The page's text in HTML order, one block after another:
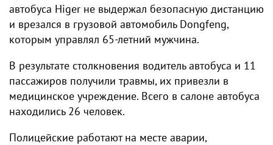
автобуса Higer не выдержал безопасную дистанцию
и врезался в грузовой автомобиль Dongfeng,
которым управлял 65-летний мужчина.
В результате столкновения водитель автобуса и 11
пассажиров получили травмы, их привезли в
медицинское учреждение. Всего в салоне автобуса
находились 26 человек.
Полицейские работают на месте аварии,